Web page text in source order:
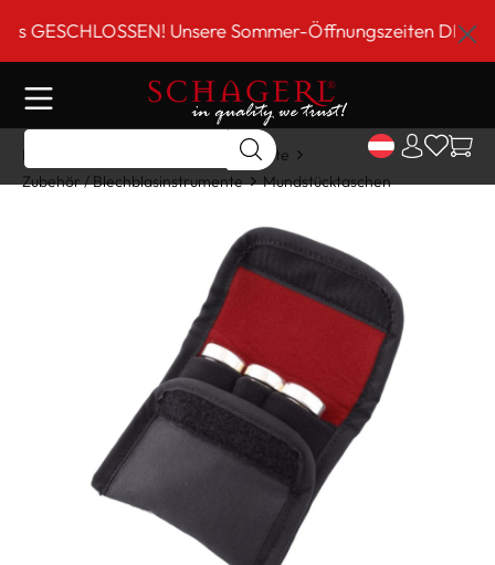
springen Unsere Sommer-Öffnungszeiten DI-FR 9
Home
Blechblasinstrumente
Zubehör / Blechblasinstrumente
Mundstücktaschen